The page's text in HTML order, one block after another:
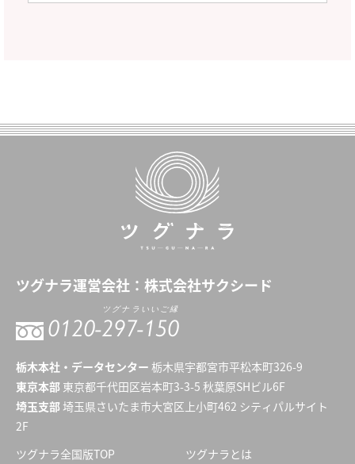
ツグナラ運営会社： 株式会社サクシード
0120-297-150
ツグナラいいご縁
栃木本社・データセンター 栃木県宇都宮市平松本町326-9
東京本部 東京都千代田区岩本町3-3-5 秋葉原SHビル6F
埼玉支部 埼玉県さいたま市大宮区上小町462 シティパルサイト
2F
ツグナラ全国版TOP
ツグナラとは